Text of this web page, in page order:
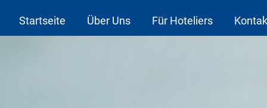
Startseite Über Uns Für Hoteliers